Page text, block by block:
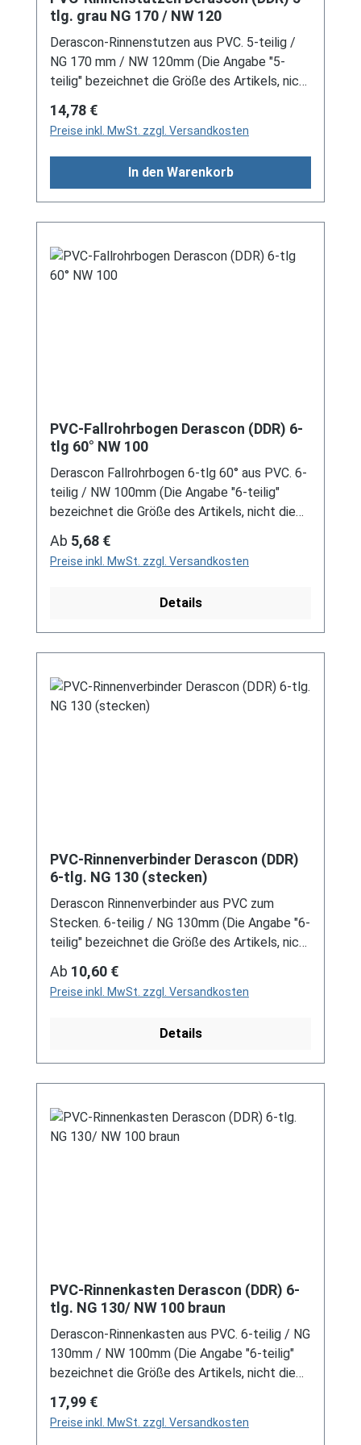
tlg. grau NG 170 / NW 120
Derascon-Rinnenstutzen aus PVC. 5-teilig /
NG 170 mm / NW 120mm (Die Angabe "5-
teilig" bezeichnet die Größe des Artikels, nicht
sich hierbei um Restbestände eines nicht
mehr produzierten DDR-
Entwässerungssystems, welches mit
modernen Systemen nicht kompatibel ist. Bei
Schreiben Sie uns hierzu gerne über
unser Kontaktformular oder per E-Mail
Regulärer Preis:
14,78 €
Preise inkl. MwSt. zzgl. Versandkosten
In den Warenkorb
PVC-Fallrohrbogen Derascon (DDR) 6-
tlg 60° NW 100
Derascon Fallrohrbogen 6-tlg 60° aus PVC. 6-
teilig / NW 100mm (Die Angabe "6-teilig"
bezeichnet die Größe des Artikels, nicht die
Stückzahl!) Farben: grau / braun Für DDR-
Dachrinne Es handelt sich hierbei um
Restbestände eines nicht mehr produzierten
modernen Systemen nicht kompatibel ist. Bei
Schreiben Sie uns hierzu gerne über
unser Kontaktformular oder per E-Mail
Regulärer Preis:
Ab 5,68 €
Preise inkl. MwSt. zzgl. Versandkosten
Details
PVC-Rinnenverbinder Derascon (DDR)
6-tlg. NG 130 (stecken)
Derascon Rinnenverbinder aus PVC zum
Stecken. 6-teilig / NG 130mm (Die Angabe "6-
teilig" bezeichnet die Größe des Artikels, nicht
die Stückzahl!) Farben: grau / braun Bei der
Installation von Rinnenelemente zum Stecken
ist immer ein Gleitmittel notwendig, um das
vermeiden! Für DDR-Dachrinne Es handelt
modernen Systemen nicht kompatibel ist. Bei
Fragen stehen wir gerne auch telefonische für
Regulärer Preis:
Ab 10,60 €
Preise inkl. MwSt. zzgl. Versandkosten
Details
PVC-Rinnenkasten Derascon (DDR) 6-
tlg. NG 130/ NW 100 braun
Derascon-Rinnenkasten aus PVC. 6-teilig / NG
130mm / NW 100mm (Die Angabe "6-teilig"
bezeichnet die Größe des Artikels, nicht die
Es handelt sich hierbei um Restbestände
eines nicht mehr produzierten DDR-
Regulärer Preis:
17,99 €
Preise inkl. MwSt. zzgl. Versandkosten